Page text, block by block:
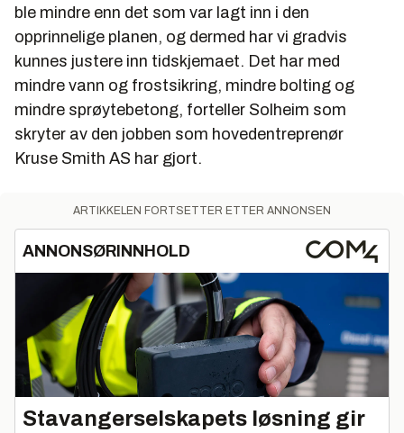
ble mindre enn det som var lagt inn i den
opprinnelige planen, og dermed har vi gradvis
kunnes justere inn tidskjemaet. Det har med
mindre vann og frostsikring, mindre bolting og
mindre sprøytebetong, forteller Solheim som
skryter av den jobben som hovedentreprenør
Kruse Smith AS har gjort.
ARTIKKELEN FORTSETTER ETTER ANNONSEN
ANNONSØRINNHOLD
Stavangerselskapets løsning gir